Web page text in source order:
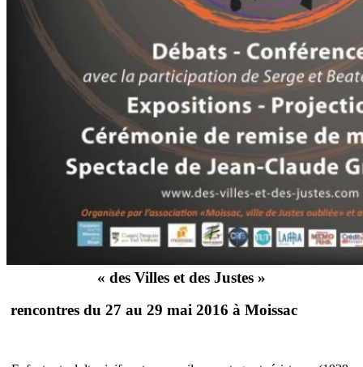
« des Villes et des Justes »
rencontres du 27 au 29 mai 2016 à Moissac